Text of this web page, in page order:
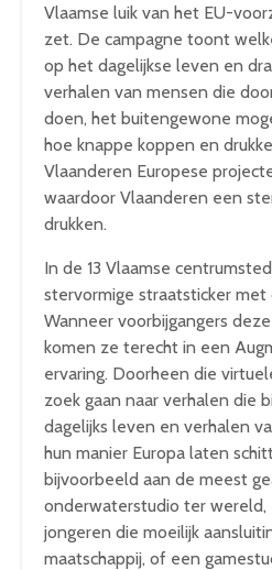
Vlaamse luik van het EU-
zet. De campagne toont
op het dagelijkse leven en
verhalen van mensen die
doen, het buitengewone
hoe knappe koppen en
Vlaanderen Europese
waardoor Vlaanderen een
drukken.
In de 13 Vlaamse
stervormige straatsticker met
Wanneer voorbijgangers
komen ze terecht in een
ervaring. Doorheen die
zoek gaan naar verhalen die
dagelijks leven en verhalen
hun manier Europa laten
bijvoorbeeld aan de meest
onderwaterstudio ter
jongeren die moeilijk
maatschappij, of een